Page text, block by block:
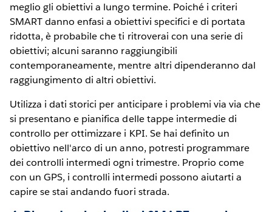
meglio gli obiettivi a lungo termine. Poiché i criteri
SMART danno enfasi a obiettivi specifici e di portata
ridotta, è probabile che ti ritroverai con una serie di
obiettivi; alcuni saranno raggiungibili
contemporaneamente, mentre altri dipenderanno dal
raggiungimento di altri obiettivi.
Utilizza i dati storici per anticipare i problemi via via che
si presentano e pianifica delle tappe intermedie di
controllo per ottimizzare i KPI. Se hai definito un
obiettivo nell'arco di un anno, potresti programmare
dei controlli intermedi ogni trimestre. Proprio come
con un GPS, i controlli intermedi possono aiutarti a
capire se stai andando fuori strada.